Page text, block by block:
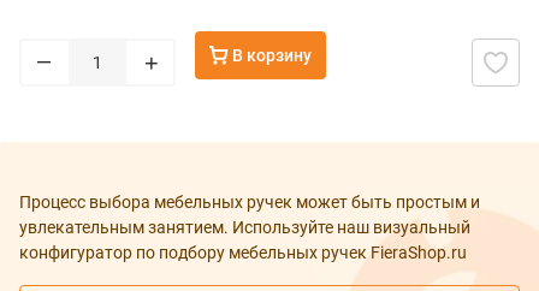
– + В корзину
Процесс выбора мебельных ручек может быть простым и
увлекательным занятием. Используйте наш визуальный
конфигуратор по подбору мебельных ручек FieraShop.ru